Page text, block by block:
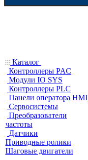
Каталог
Контроллеры PAC
Модули IO SYS
Контроллеры PLC
Панели оператора HMI
Сервосистемы
Преобразователи
частоты
Датчики
Приводные ролики
Шаговые двигатели